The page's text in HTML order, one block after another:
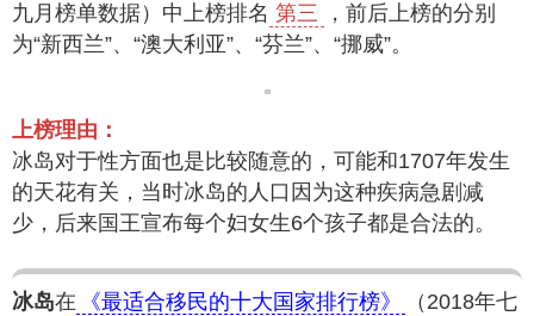
九月榜单数据）中上榜排名 第三
，前后上榜的分别
为“新西兰”、“澳大利亚”、“芬兰”、“挪威”。
上榜理由：
冰岛对于性方面也是比较随意的，可能和1707年发生
的天花有关，当时冰岛的人口因为这种疾病急剧减
少，后来国王宣布每个妇女生6个孩子都是合法的。
冰岛在 《最适合移民的十大国家排行榜》
（2018年七